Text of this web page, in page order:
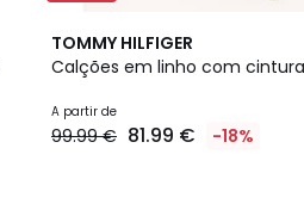
TOMMY HILFIGER
Calções em linho com
A partir de
99.99 € 81.99 € -18%
2
Cores